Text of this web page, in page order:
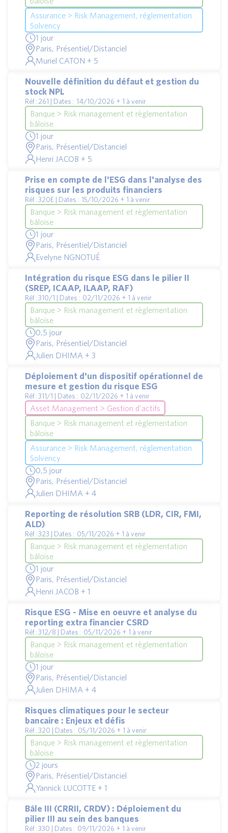
Assurance > Risk Management, réglementation
Solvency
1 jour
Paris, Présentiel/Distanciel
Muriel CATON + 5
Nouvelle définition du défaut et gestion du
stock NPL
Réf : 261 | Dates : 14/10/2026 + 1 à venir
Banque > Risk management et règlementation
bâloise
1 jour
Paris, Présentiel/Distanciel
Henri JACOB + 5
Prise en compte de l'ESG dans l'analyse des
risques sur les produits financiers
Réf : 320E | Dates : 15/10/2026 + 1 à venir
Banque > Risk management et règlementation
bâloise
1 jour
Paris, Présentiel/Distanciel
Evelyne NGNOTUÉ
Intégration du risque ESG dans le pilier II
(SREP, ICAAP, ILAAP, RAF)
Réf : 310/1 | Dates : 02/11/2026 + 1 à venir
Banque > Risk management et règlementation
bâloise
0,5 jour
Paris, Présentiel/Distanciel
Julien DHIMA + 3
Déploiement d'un dispositif opérationnel de
mesure et gestion du risque ESG
Réf : 311/1 | Dates : 02/11/2026 + 1 à venir
Asset Management > Gestion d'actifs
Banque > Risk management et règlementation
bâloise
Assurance > Risk Management, réglementation
Solvency
0,5 jour
Paris, Présentiel/Distanciel
Julien DHIMA + 4
Reporting de résolution SRB (LDR, CIR, FMI,
ALD)
Réf : 323 | Dates : 05/11/2026 + 1 à venir
Banque > Risk management et règlementation
bâloise
1 jour
Paris, Présentiel/Distanciel
Henri JACOB + 1
Risque ESG - Mise en oeuvre et analyse du
reporting extra financier CSRD
Réf : 312/8 | Dates : 05/11/2026 + 1 à venir
Banque > Risk management et règlementation
bâloise
1 jour
Paris, Présentiel/Distanciel
Julien DHIMA + 4
Risques climatiques pour le secteur
bancaire : Enjeux et défis
Réf : 320 | Dates : 05/11/2026 + 1 à venir
Banque > Risk management et règlementation
bâloise
2 jours
Paris, Présentiel/Distanciel
Yannick LUCOTTE + 1
Bâle III (CRRII, CRDV) : Déploiement du
pilier III au sein des banques
Réf : 330 | Dates : 09/11/2026 + 1 à venir